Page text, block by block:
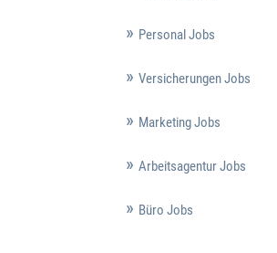
Personal Jobs
Versicherungen Jobs
Marketing Jobs
Arbeitsagentur Jobs
Büro Jobs